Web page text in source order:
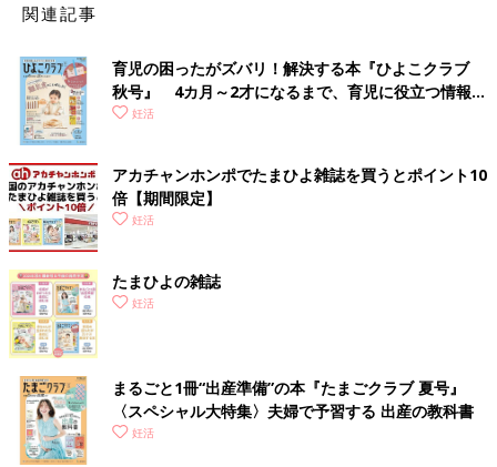
関連記事
育児の困ったがズバリ！解決する本『ひよこクラブ
秋号』 4カ月～2才になるまで、育児に役立つ情報が
いっぱい！
妊活
アカチャンホンポでたまひよ雑誌を買うとポイント10
倍【期間限定】
妊活
たまひよの雑誌
妊活
まるごと1冊“出産準備”の本『たまごクラブ 夏号』
〈スペシャル大特集〉夫婦で予習する 出産の教科書
妊活